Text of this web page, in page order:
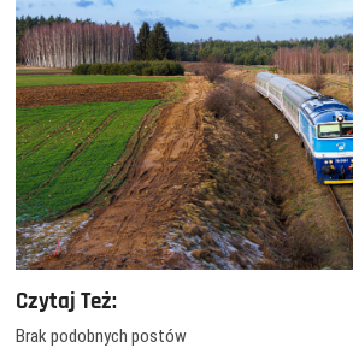
Czytaj Też:
Brak podobnych postów